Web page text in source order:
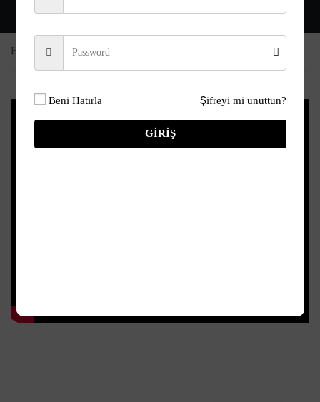
Home Kelime Kelime Meal 511.Sayfa-48.Fetih:10-15
Beni Hatırla Şifreyi mi unuttun?
GIRIŞ